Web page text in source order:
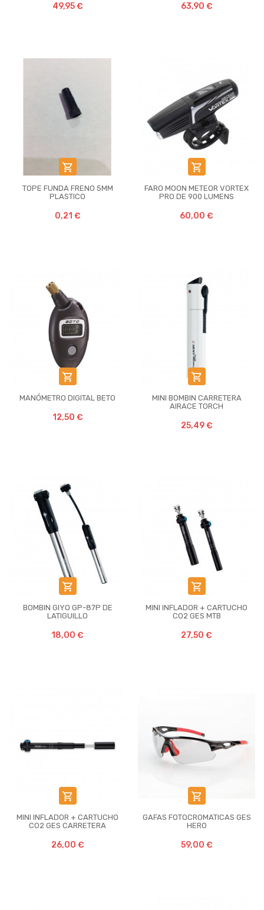
49,95 € 63,90 €

TOPE FUNDA FRENO 5MM
PLASTICO
0,21 €

FARO MOON METEOR VORTEX
PRO DE 900 LUMENS
60,00 €

MANÓMETRO DIGITAL BETO
12,50 €

MINI BOMBIN CARRETERA
AIRACE TORCH
25,49 €

BOMBIN GIYO GP-87P DE
LATIGUILLO
18,00 €

MINI INFLADOR + CARTUCHO
CO2 GES MTB
27,50 €

MINI INFLADOR + CARTUCHO
CO2 GES CARRETERA
26,00 €

GAFAS FOTOCROMATICAS GES
HERO
59,00 €